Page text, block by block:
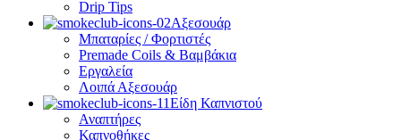
Drip Tips
Αξεσουάρ
Μπαταρίες / Φορτιστές
Premade Coils & Βαμβάκια
Εργαλεία
Λοιπά Αξεσουάρ
Είδη Καπνιστού
Αναπτήρες
Καπνοθήκες